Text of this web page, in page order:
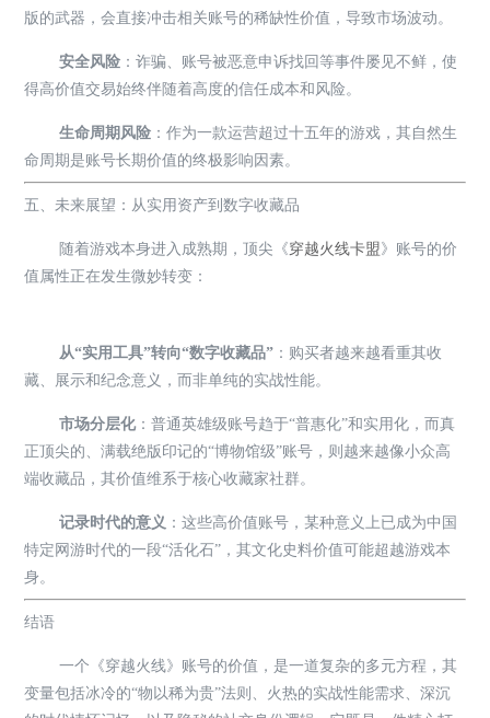
版的武器，会直接冲击相关账号的稀缺性价值，导致市场波动。
安全风险 ：诈骗、账号被恶意申诉找回等事件屡见不鲜，使
得高价值交易始终伴随着高度的信任成本和风险。
生命周期风险 ：作为一款运营超过十五年的游戏，其自然生
命周期是账号长期价值的终极影响因素。
五、未来展望：从实用资产到数字收藏品
随着游戏本身进入成熟期，顶尖《穿越火线卡盟》账号的价
值属性正在发生微妙转变：
从“实用工具”转向“数字收藏品” ：购买者越来越看重其收
藏、展示和纪念意义，而非单纯的实战性能。
市场分层化：普通英雄级账号趋于“普惠化”和实用化，而真
正顶尖的、满载绝版印记的“博物馆级”账号，则越来越像小众高
端收藏品，其价值维系于核心收藏家社群。
记录时代的意义 ：这些高价值账号，某种意义上已成为中国
特定网游时代的一段“活化石”，其文化史料价值可能超越游戏本
身。
结语
一个《穿越火线》账号的价值，是一道复杂的多元方程，其
变量包括冰冷的“物以稀为贵”法则、火热的实战性能需求、深沉